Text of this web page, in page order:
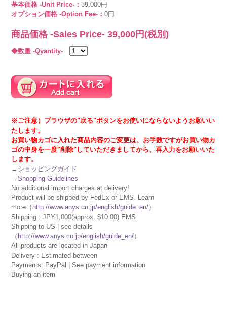
基本価格 -Unit Price-：39,000円
オプション価格 -Option Fee-：0円
商品価格 -Sales Price-39,000 円(税別)
◆数量 -Qyantity-
※ご注意）ブラウザの"戻る"ボタンをお使いにならないようお願いい
たします。
お買い物カゴに入れた商品内容のご変更は、お手数ですがお買い物カ
ゴの中身を一度"削除"していただきましてから、再入力をお願いいた
します。
→ ショッピングガイド
→Shopping Guidelines
No additional import charges at delivery!
Product will be shipped by FedEx or EMS. Learn
more（ http://www.anys.co.jp/english/guide_en/）
Shipping : JPY1,000(approx. $10.00) EMS
Shipping to US | see details
（ http://www.anys.co.jp/english/guide_en/）
All products are located in Japan
Delivery : Estimated between
Payments: PayPal | See payment information
Buying an item